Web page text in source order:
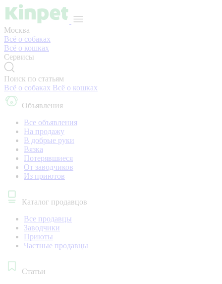
Москва
Всё о собаках
Всё о кошках
Сервисы
Поиск по статьям
Всё о собаках Всё о кошках
Объявления
Все объявления
На продажу
В добрые руки
Вязка
Потерявшиеся
От заводчиков
Из приютов
Каталог продавцов
Все продавцы
Заводчики
Приюты
Частные продавцы
Статьи